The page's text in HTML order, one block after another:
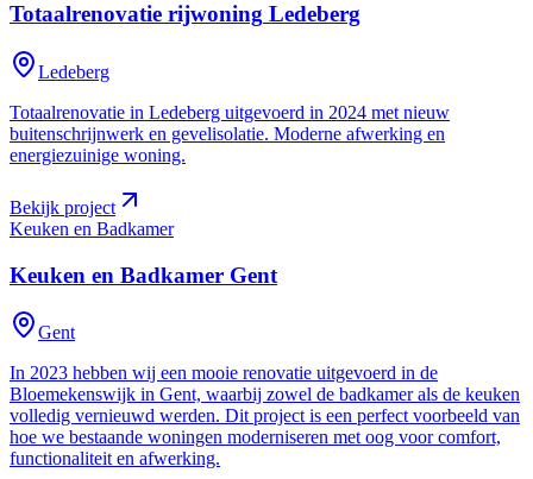
Totaalrenovatie rijwoning Ledeberg
Ledeberg
Totaalrenovatie in Ledeberg uitgevoerd in 2024 met nieuw
buitenschrijnwerk en gevelisolatie. Moderne afwerking en
energiezuinige woning.
Bekijk project
Keuken en Badkamer
Keuken en Badkamer Gent
Gent
In 2023 hebben wij een mooie renovatie uitgevoerd in de
Bloemekenswijk in Gent, waarbij zowel de badkamer als de keuken
volledig vernieuwd werden. Dit project is een perfect voorbeeld van
hoe we bestaande woningen moderniseren met oog voor comfort,
functionaliteit en afwerking.